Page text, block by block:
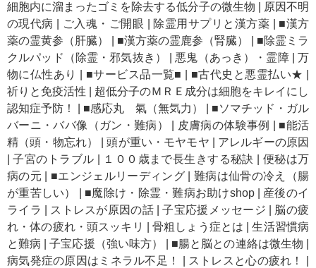
細胞内に溜まったゴミを除去する低分子の微生物
原因不明
の現代病
ご入魂・ご開眼 除霊用サプリと漢方薬
■漢方
薬の霊黄参（肝臓）
■漢方薬の霊鹿参（腎臓）
■除霊ミラ
クルパッド（除霊・邪気抜き）
悪鬼（あっき）・霊障|万
物に仏性あり
■サービス品一覧■ ■古代史と悪霊払い★
祈りと免疫活性
超低分子のＭＲＥ成分は細胞をキレイにし
認知症予防！
■感応丸 氣（無気力）
■ソマチッド・ガル
バーニ・ババ像（ガン・難病）
皮膚病の体験事例
■能活
精（頭・物忘れ）
|頭が重い・モヤモヤ
アレルギーの原因
|子宮のトラブル １００歳まで長生きする秘訣
便秘は万
病の元
■エンジェルリーディング
難病は仙骨の冷え（腸
が重苦しい）
■魔除け・除霊・難病お助けshop| 産後のイ
ライラ
ストレスが原因の話|子宝応援メッセージ
脳の疲
れ・体の疲れ・頭スッキリ
|骨粗しょう症とは |生活習慣病
と難病 |子宝応援（強い味方） ■腸と脳との連絡は微生物
病気発症の原因はミネラル不足！
ストレスと心の疲れ！